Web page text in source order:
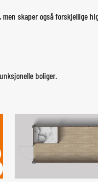
skaper også forskjellige
boliger.